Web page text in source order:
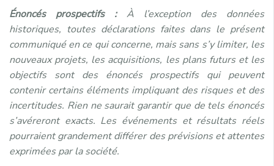
Énoncés prospectifs :À l’exception des données
historiques, toutes déclarations faites dans le présent
communiqué en ce qui concerne, mais sans s’y limiter, les
nouveaux projets, les acquisitions, les plans futurs et les
objectifs sont des énoncés prospectifs qui peuvent
contenir certains éléments impliquant des risques et des
incertitudes. Rien ne saurait garantir que de tels énoncés
s’avéreront exacts. Les événements et résultats réels
pourraient grandement différer des prévisions et attentes
exprimées par la société.